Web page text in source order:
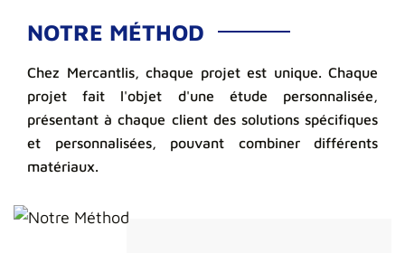
NOTRE MÉTHOD
Chez Mercantlis, chaque projet est unique. Chaque
projet fait l'objet d'une étude personnalisée,
présentant à chaque client des solutions spécifiques
et personnalisées, pouvant combiner différents
matériaux.